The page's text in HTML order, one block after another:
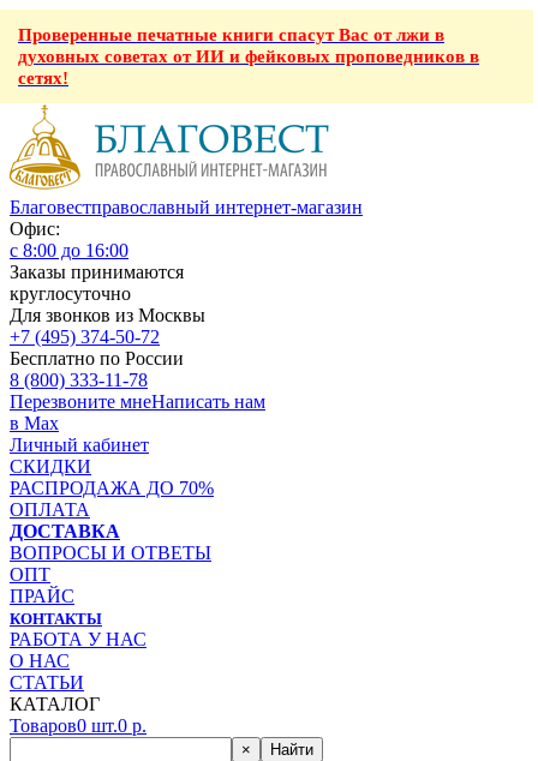
Проверенные печатные книги спасут Вас от лжи в
духовных советах от ИИ и фейковых проповедников в
сетях!
Благовестправославный интернет-магазин
Офис:
с 8:00 до 16:00
Заказы принимаются
круглосуточно
Для звонков из Москвы
+7 (495) 374-50-72
Бесплатно по России
8 (800) 333-11-78
Перезвоните мнеНаписать нам
в Max
Личный кабинет
СКИДКИ
РАСПРОДАЖА ДО 70%
ОПЛАТА
ДОСТАВКА
ВОПРОСЫ И ОТВЕТЫ
ОПТ
ПРАЙС
КОНТАКТЫ
РАБОТА У НАС
О НАС
СТАТЬИ
КАТАЛОГ
Товаров0 шт.0 р.
× Найти